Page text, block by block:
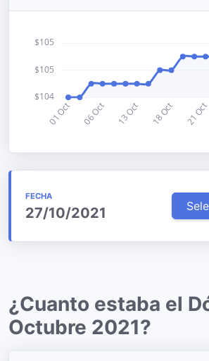
FECHA
27/10/2021
¿Cuanto estaba el
Octubre 2021?